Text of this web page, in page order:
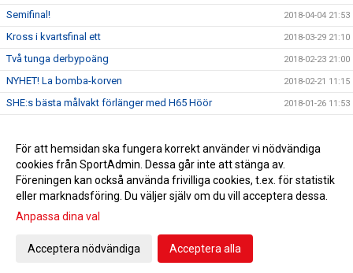
Semifinal! 2018-04-04 21:53
Kross i kvartsfinal ett 2018-03-29 21:10
Två tunga derbypoäng 2018-02-23 21:00
NYHET! La bomba-korven 2018-02-21 11:15
SHE:s bästa målvakt förlänger med H65 Höör 2018-01-26 11:53
Ola Månsson klar för H65 nästa säsong 2018-01-26 11:34
Anna Olsson förlänger med H65 Höör 2018-01-26 11:30
Gå till Webbversion
För att hemsidan ska fungera korrekt använder vi nödvändiga
cookies från SportAdmin. Dessa går inte att stänga av.
Föreningen kan också använda frivilliga cookies, t.ex. för statistik
eller marknadsföring. Du väljer själv om du vill acceptera dessa.
Anpassa dina val
Acceptera nödvändiga Acceptera alla